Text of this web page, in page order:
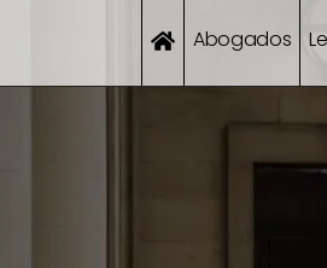
Abogados